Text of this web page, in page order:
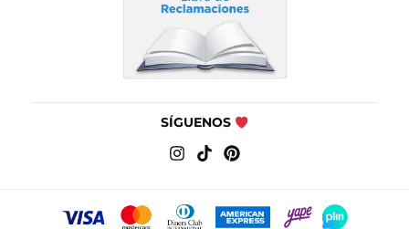
SÍGUENOS